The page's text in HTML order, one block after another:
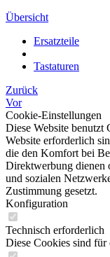
Übersicht
Ersatzteile
Tastaturen
Zurück
Vor
Cookie-Einstellungen
Diese Website benutzt
Website erforderlich
die den Komfort bei
Direktwerbung dienen
und sozialen
Zustimmung gesetzt.
Konfiguration
Technisch erforderlich
Diese Cookies sind